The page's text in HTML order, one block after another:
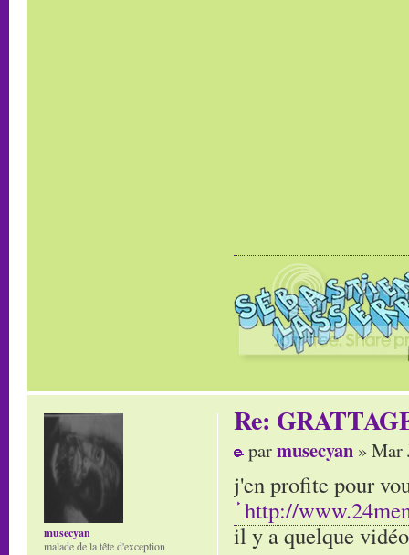
Re:
parmusecyan » Mar
j'en profite pour
http://
il y a quelque
musecyan
malade de la tête d'exception